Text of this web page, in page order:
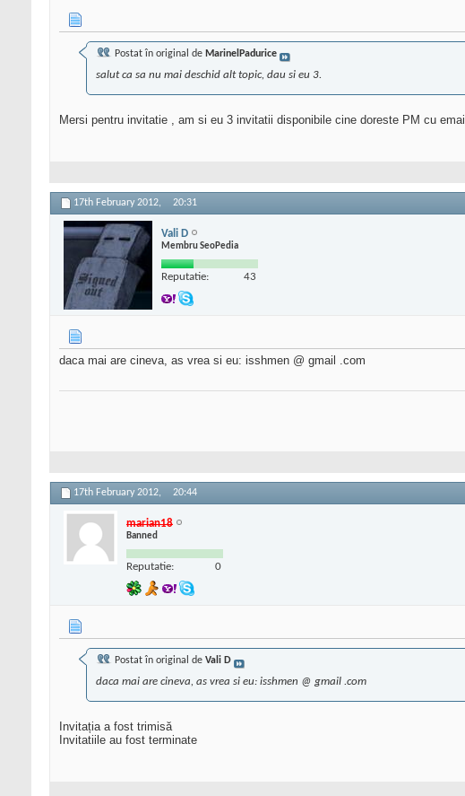
Postat în original de MarinelPadurice
salut ca sa nu mai deschid alt topic, dau si eu 3.
Mersi pentru invitatie , am si eu 3 invitatii disponibile cine doreste PM cu email
17th February 2012, 20:31
Vali D
Membru SeoPedia
Reputatie: 43
daca mai are cineva, as vrea si eu: isshmen @ gmail .com
17th February 2012, 20:44
marian18
Banned
Reputatie: 0
Postat în original de Vali D
daca mai are cineva, as vrea si eu: isshmen @ gmail .com
Invitația a fost trimisă
Invitatiile au fost terminate